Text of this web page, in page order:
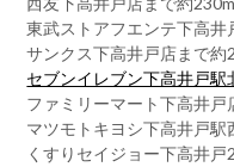
東武ストアフエンテ下高井
サンクス下高井戸店まで約
セブンイレブン下高井戸駅
ファミリーマート下高井戸
マツモトキヨシ下高井戸駅
くすりセイジョー下高井戸